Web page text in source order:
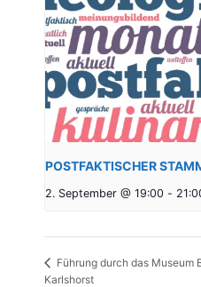
POSTFAKTISCHER
2. September @ 19:00 -
Führung durch das Museum
Karlshorst